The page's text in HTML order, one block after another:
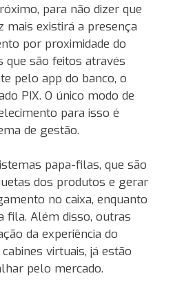
para não dizer que
mais existirá a presença
por proximidade do
que são feitos através
pelo app do banco, o
PIX. O único modo de
para isso é
de gestão.
papa-filas, que são
dos produtos e gerar
no caixa, enquanto
fila. Além disso, outras
da experiência do
virtuais, já estão
pelo mercado.